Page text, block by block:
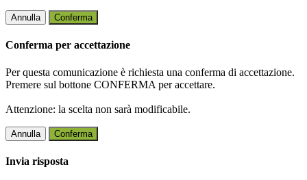
Annulla Conferma
Conferma per accettazione
Per questa comunicazione è richiesta una conferma di accettazione.
Premere sul bottone CONFERMA per accettare.
Attenzione: la scelta non sarà modificabile.
Annulla Conferma
Invia risposta